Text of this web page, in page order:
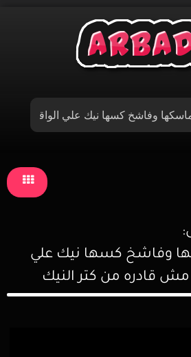
وفاشخ كسها نيك علي
قادره من كتر النيك